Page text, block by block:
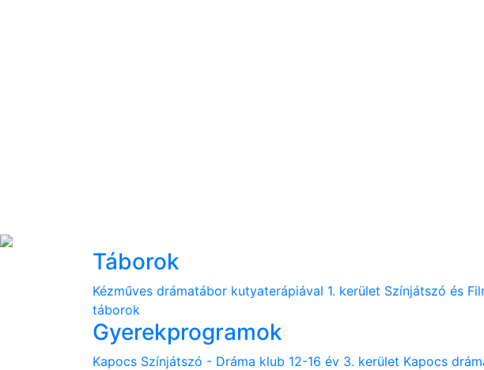
Táborok
Kézműves drámatábor kutyaterápiával 1. kerület Színjátszó és
táborok
Gyerekprogramok
Kapocs Színjátszó - Dráma klub 12-16 év 3. kerület Kapocs